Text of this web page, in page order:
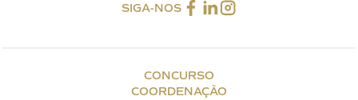
SIGA-NOS
CONCURSO
COORDENAÇÃO